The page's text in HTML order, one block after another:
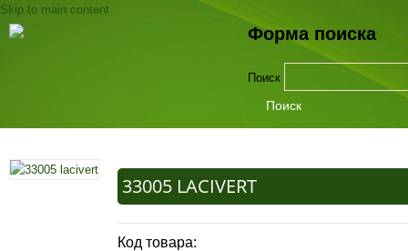
Skip to main content
Форма поиска
Поиск
33005 LACIVERT
Код товара: